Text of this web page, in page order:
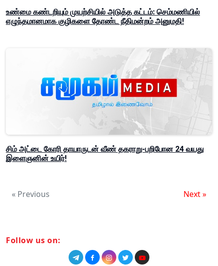
உண்மை கண்டறியும் முயற்சியில் அடுத்த கட்டம்: செம்மணியில்
எழுந்தமானமாக குழிகளை தோண்ட நீதிமன்றம் அனுமதி!
சிம் அட்டை கோரி தாயாருடன் வீண் தகராறு-பறிபோன 24 வயது
இளைஞனின் உயிர்!
« Previous Next »
Follow us on: